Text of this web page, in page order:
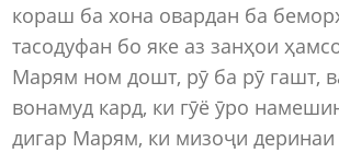
кораш ба хона овардан ба
тасодуфан бо яке аз занҳои
Марям ном дошт, рӯ ба рӯ гашт,
вонамуд кард, ки гӯё ӯро
дигар Марям, ки мизоҷи деринаи